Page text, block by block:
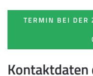
TERMIN BEI DER